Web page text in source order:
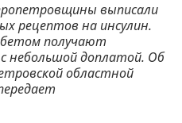
выписали
рецептов на инсулин.
получают
небольшой доплатой. Об
областной